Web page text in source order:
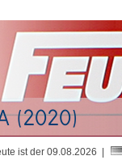
ist der 09.08.2026 |